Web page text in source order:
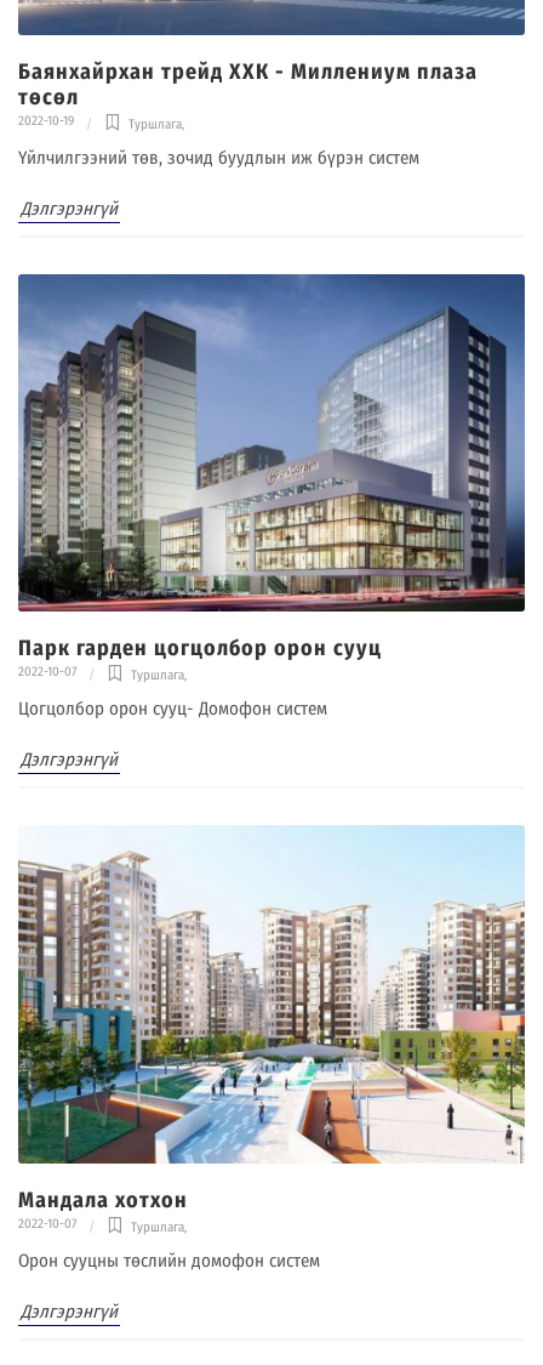
Баянхайрхан трейд ХХК - Миллениум плаза
төсөл
2022-10-19 Туршлага
Үйлчилгээний төв, зочид буудлын иж бүрэн систем
Дэлгэрэнгүй
Парк гарден цогцолбор орон сууц
2022-10-07 Туршлага,
Цогцолбор орон сууц- Домофон систем
Дэлгэрэнгүй
Мандала хотхон
2022-10-07 Туршлага,
Орон сууцны төслийн домофон систем
Дэлгэрэнгүй